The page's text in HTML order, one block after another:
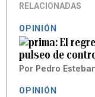
RELACIONADAS
OPINIÓN
El
pulseo de
Por Pedro
OPINIÓN